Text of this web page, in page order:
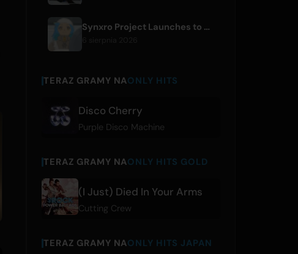
Synxro Project Launches to Create New IP from Fictional Anime Openings
TERAZ GRAMY NAONLY HITS
Disco Cherry
Purple Disco Machine
TERAZ GRAMY NAONLY HITS GOLD
(I Just) Died In Your Arms
Cutting Crew
TERAZ GRAMY NAONLY HITS JAPAN